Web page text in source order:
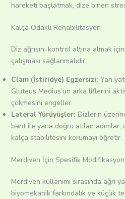
hareketi başlatmak, dize binen
Kalça Odaklı Rehabilitasyon
Diz ağrısını kontrol altına almak
çalışması sağlanmalıdır.
Clam (İstiridye) Egzersizi: Yan
Gluteus Medius’un arka liflerini
çökmesini engeller.
Lateral Yürüyüşler: Dizlerin
bant ile yana doğru atılan adımlar,
kalça stabilitesini korumayı öğretir.
Merdiven İçin Spesifik
Merdiven kullanımı sırasında ağrı
biyomekanik farkındalık ve küçük